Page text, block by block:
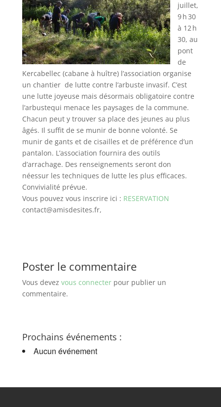
juillet,
9 h 30
à 12 h
30, au
pont
de
Kercabellec (cabane à huître) l’association organise
un chantier de lutte contre l’arbuste invasif. C’est
une lutte joyeuse mais désormais obligatoire contre
l’arbustequi menace les paysages de la commune.
Chacun peut y trouver sa place des jeunes au plus
âgés. Il suffit de se munir de bonne volonté. Se
munir de gants et de cisailles et de préférence d’un
pantalon. L’association fournira des outils
d’arrachage. Des renseignements seront don
néessur les techniques de lutte les plus efficaces.
Convivialité prévue.
Vous pouvez vous inscrire ici : RESERVATION
contact@amisdesites.fr,
Poster le commentaire
Vous devez vous connecterpour publier un
commentaire.
Prochains événements :
Aucun événement